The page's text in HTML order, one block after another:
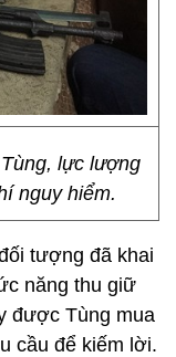
lực lượng
nguy hiểm.
tượng đã khai
năng thu giữ
được Tùng mua
cầu để kiếm lời.